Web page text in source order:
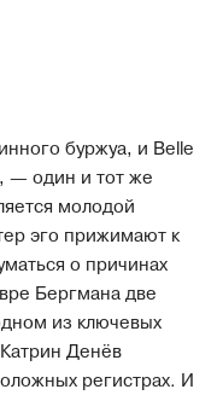
буржуа, и Belle
— один и тот же
молодой
эго прижимают к
о причинах
Бергмана две
из ключевых
Денёв
регистрах. И